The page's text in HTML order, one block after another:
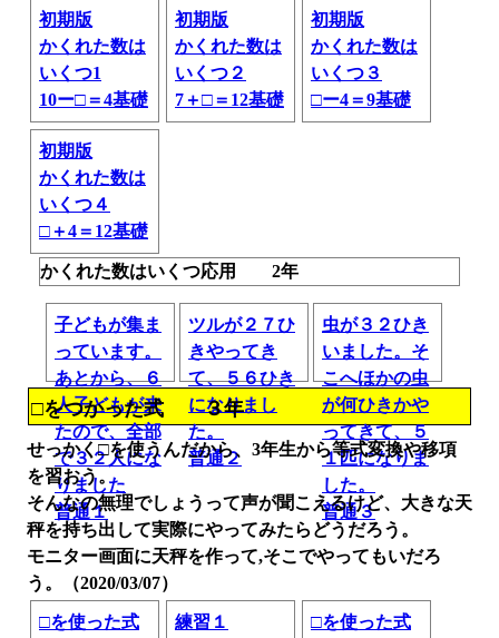
初期版
かくれた数は
いくつ1
10ー□＝4基礎
初期版
かくれた数は
いくつ２
7＋□＝12基礎
初期版
かくれた数は
いくつ３
□ー4＝9基礎
初期版
かくれた数は
いくつ４
□＋4＝12基礎
かくれた数はいくつ応用 2年
子どもが集ま
っています。
あとから、６
人子どもが来
たので、全部
で３２人にな
りました
普通１
ツルが２７ひ
きやってき
て、５６ひき
になりまし
た。
普通２
虫が３２ひき
いました。そ
こへほかの虫
が何ひきかや
ってきて、５
１匹になりま
した。
普通３
□をつかった式 ３年
せっかく□を使うんだから、3年生から等式変換や移項
を習おう。
そんなの無理でしょうって声が聞こえるけど、大きな天
秤を持ち出して実際にやってみたらどうだろう。
モニター画面に天秤を作って,そこでやってもいだろ
う。（2020/03/07）
□を使った式
練習１
□を使った式